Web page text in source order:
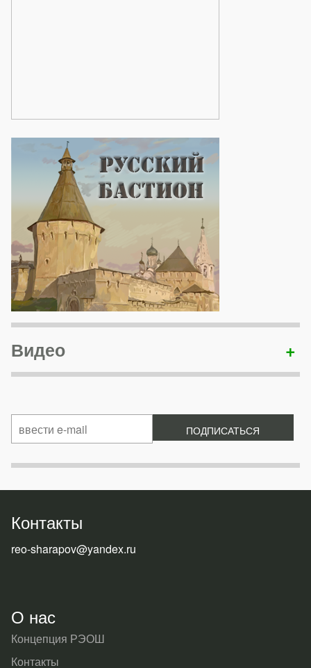
Видео
Контакты
reo-sharapov@yandex.ru
О нас
Концепция РЭОШ
Контакты